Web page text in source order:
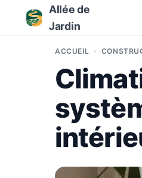
Allée de
Jardin
ACCUEIL